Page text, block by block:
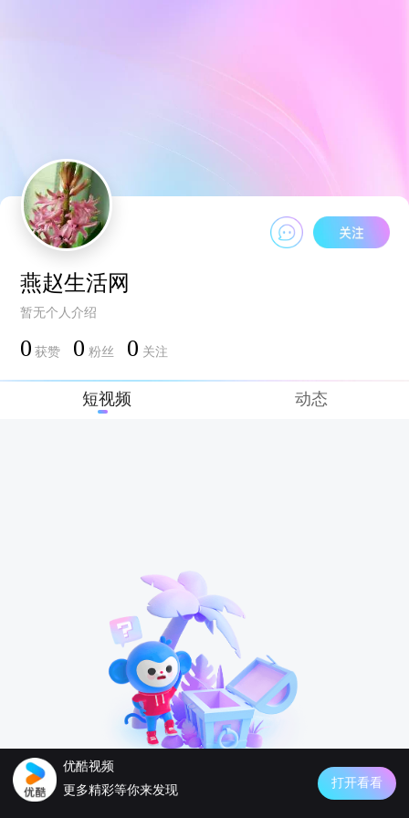
燕赵生活网
暂无个人介绍
0 获赞 0 粉丝 0 关注
短视频 动态
优酷视频
更多精彩等你来发现
打开看看